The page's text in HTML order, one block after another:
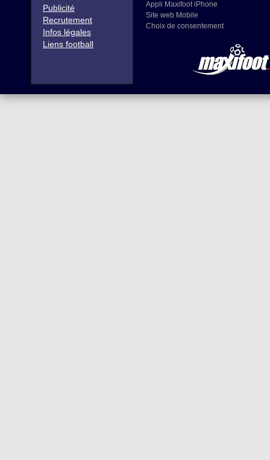
Publicité
Recrutement
Infos légales
Liens football
Appli Maxifoot iPhone
Site web Mobile
Choix de consentement